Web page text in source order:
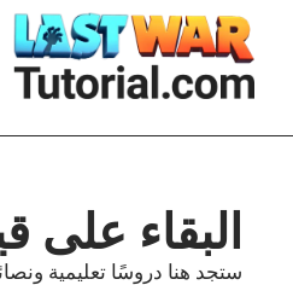
البقاء
ستجد هنا دروسًا تعليمية